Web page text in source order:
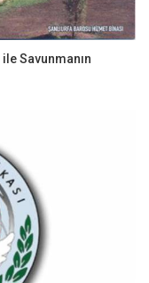
Savunmanın